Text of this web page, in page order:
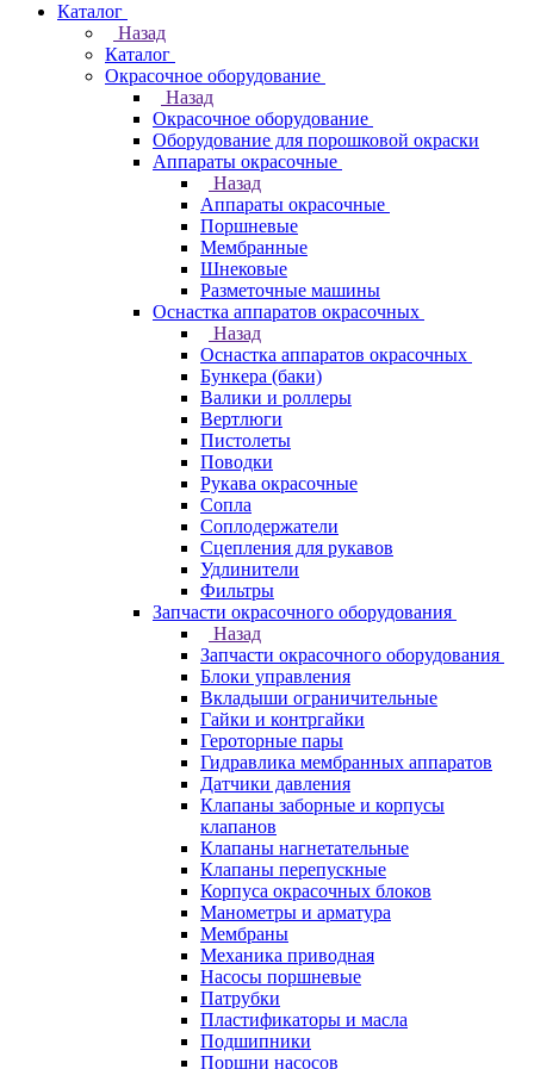
Каталог
Назад
Каталог
Окрасочное оборудование
Назад
Окрасочное оборудование
Оборудование для порошковой окраски
Аппараты окрасочные
Назад
Аппараты окрасочные
Поршневые
Мембранные
Шнековые
Разметочные машины
Оснастка аппаратов окрасочных
Назад
Оснастка аппаратов окрасочных
Бункера (баки)
Валики и роллеры
Вертлюги
Пистолеты
Поводки
Рукава окрасочные
Сопла
Соплодержатели
Сцепления для рукавов
Удлинители
Фильтры
Запчасти окрасочного оборудования
Назад
Запчасти окрасочного оборудования
Блоки управления
Вкладыши ограничительные
Гайки и контргайки
Героторные пары
Гидравлика мембранных аппаратов
Датчики давления
Клапаны заборные и корпусы
клапанов
Клапаны нагнетательные
Клапаны перепускные
Корпуса окрасочных блоков
Манометры и арматура
Мембраны
Механика приводная
Насосы поршневые
Патрубки
Пластификаторы и масла
Подшипники
Поршни насосов